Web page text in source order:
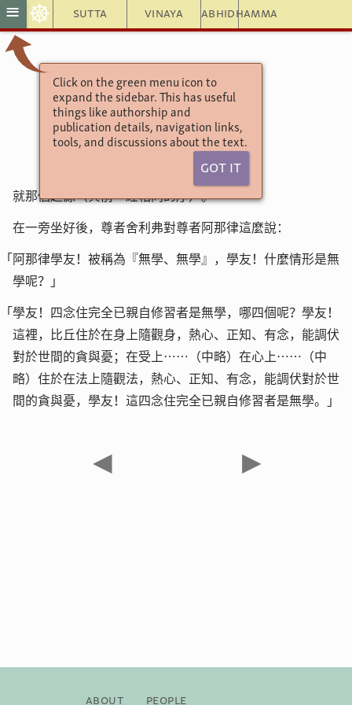
Sutta Vinaya Abhidhamma
≡ ☸
Click on the green menu icon to
expand the sidebar. This has useful
things like authorship and
publication details, navigation links,
tools, and discussions about the text.
Got It
相應部47相應27經
念住相應／大篇／修多羅
完全經
就那個起源（與前一經相同的序）。
在一旁坐好後，尊者舍利弗對尊者阿那律這麼說：
「阿那律學友！被稱為『無學、無學』，學友！什麼情形是無
學呢？」
「學友！四念住完全已親自修習者是無學，哪四個呢？學友！
這裡，比丘住於在身上隨觀身，熱心、正知、有念，能調伏
對於世間的貪與憂；在受上……（中略）在心上……（中
略）住於在法上隨觀法，熱心、正知、有念，能調伏對於世
間的貪與憂，學友！這四念住完全已親自修習者是無學。」
◀ ▶
About People